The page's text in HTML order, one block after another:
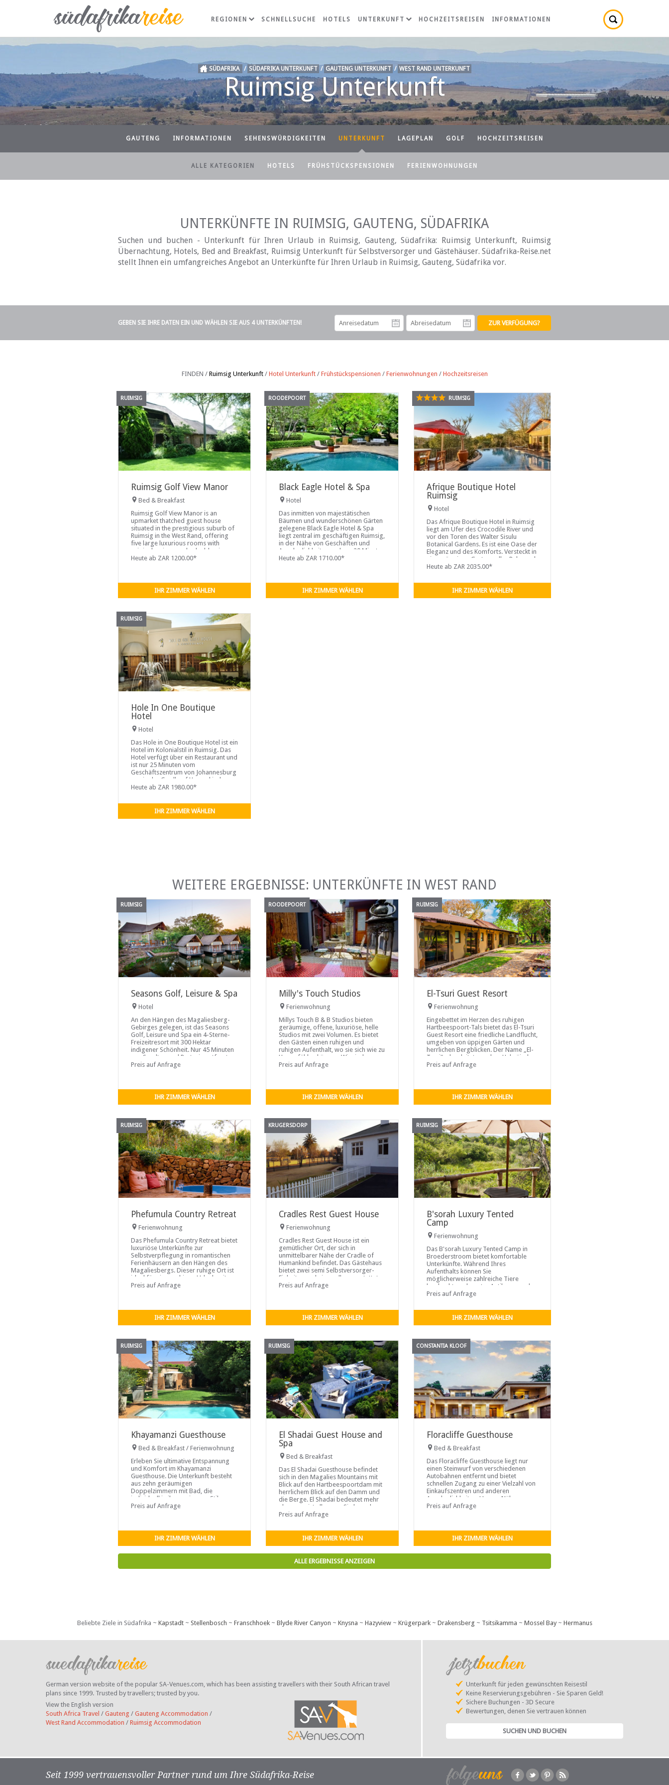
Ruimsig Unterkunft
REGIONEN SCHNELLSUCHE HOTELS UNTERKUNFT HOCHZEITSREISEN INFORMATIONEN
SÜDAFRIKA / SÜDAFRIKA UNTERKUNFT / GAUTENG UNTERKUNFT / WEST RAND UNTERKUNFT
GAUTENG INFORMATIONEN SEHENSWÜRDIGKEITEN UNTERKUNFT LAGEPLAN GOLF HOCHZEITSREISEN
ALLE KATEGORIEN HOTELS FRÜHSTÜCKSPENSIONEN FERIENWOHNUNGEN
UNTERKÜNFTE IN RUIMSIG, GAUTENG, SÜDAFRIKA
Suchen und buchen - Unterkunft für Ihren Urlaub in Ruimsig, Gauteng, Südafrika: Ruimsig Unterkunft, Ruimsig
Übernachtung, Hotels, Bed and Breakfast, Ruimsig Unterkunft für Selbstversorger und Gästehäuser. Südafrika-Reise.net
stellt Ihnen ein umfangreiches Angebot an Unterkünfte für Ihren Urlaub in Ruimsig, Gauteng, Südafrika vor.
GEBEN SIE IHRE DATEN EIN UND WÄHLEN SIE AUS 4 UNTERKÜNFTEN!
FINDEN / Ruimsig Unterkunft/ Hotel Unterkunft/ Frühstückspensionen / Ferienwohnungen / Hochzeitsreisen
RUIMSIG
Ruimsig Golf View Manor
Bed & Breakfast
Ruimsig Golf View Manor is an
upmarket thatched guest house
situated in the prestigious suburb of
Ruimsig in the West Rand, offering
five large luxurious rooms with
original, unique and valuable pieces
of furniture. These rooms share a
Heute ab ZAR 1200.00*
IHR ZIMMER WÄHLEN
ROODEPOORT
Black Eagle Hotel & Spa
Hotel
Das inmitten von majestätischen
Bäumen und wunderschönen Gärten
gelegene Black Eagle Hotel & Spa
liegt zentral im geschäftigen Ruimsig,
in der Nähe von Geschäften und
Annehmlichkeiten und nur 20 Minuten
vom Flughafen Lanseria entfernt.
Heute ab ZAR 1710.00*
IHR ZIMMER WÄHLEN
RUIMSIG
Afrique Boutique Hotel
Ruimsig
Hotel
Das Afrique Boutique Hotel in Ruimsig
liegt am Ufer des Crocodile River und
vor den Toren des Walter Sisulu
Botanical Gardens. Es ist eine Oase der
Eleganz und des Komforts. Versteckt in
einem üppigen Garten voller Ruhe und
Stille finden Sie eine
Heute ab ZAR 2035.00*
IHR ZIMMER WÄHLEN
RUIMSIG
Hole In One Boutique
Hotel
Hotel
Das Hole in One Boutique Hotel ist ein
Hotel im Kolonialstil in Ruimsig. Das
Hotel verfügt über ein Restaurant und
ist nur 25 Minuten vom
Geschäftszentrum von Johannesburg
sowie der Cradle of Humankind
entfernt
Heute ab ZAR 1980.00*
IHR ZIMMER WÄHLEN
WEITERE ERGEBNISSE: UNTERKÜNFTE IN WEST RAND
RUIMSIG
Seasons Golf, Leisure & Spa
Hotel
An den Hängen des Magaliesberg-
Gebirges gelegen, ist das Seasons
Golf, Leisure und Spa ein 4-Sterne-
Freizeitresort mit 300 Hektar
indigener Schönheit. Nur 45 Minuten
von Sandton und Pretoria entfernt,
können Sie in...
Preis auf Anfrage
IHR ZIMMER WÄHLEN
ROODEPOORT
Milly's Touch Studios
Ferienwohnung
Millys Touch B & B Studios bieten
geräumige, offene, luxuriöse, helle
Studios mit zwei Volumen. Es bietet
den Gästen einen ruhigen und
ruhigen Aufenthalt, wo sie sich wie zu
Hause fühlen können. Wir sind
günstig gelegen mit einfachem
Preis auf Anfrage
IHR ZIMMER WÄHLEN
RUIMSIG
El-Tsuri Guest Resort
Ferienwohnung
Eingebettet im Herzen des ruhigen
Hartbeespoort-Tals bietet das El-Tsuri
Guest Resort eine friedliche Landflucht,
umgeben von üppigen Gärten und
herrlichen Bergblicken. Der Name „El-
Tsuri“, abgeleitet aus dem Hebräischen
und bedeutend „Gott ist mein Fels“,
Erneuerung suchen.
Preis auf Anfrage
IHR ZIMMER WÄHLEN
RUIMSIG
Phefumula Country Retreat
Ferienwohnung
Das Phefumula Country Retreat bietet
luxuriöse Unterkünfte zur
Selbstverpflegung in romantischen
Ferienhäusern an den Hängen des
Magaliesbergs. Dieser ruhige Ort ist
ideal für einen ruhigen Urlaub mit
atemberaubender Aussicht und ist
Preis auf Anfrage
IHR ZIMMER WÄHLEN
KRUGERSDORP
Cradles Rest Guest House
Ferienwohnung
Cradles Rest Guest House ist ein
gemütlicher Ort, der sich in
unmittelbarer Nähe der Cradle of
Humankind befindet. Das Gästehaus
bietet zwei semi Selbstversorger-
Einheiten und eine voll ausgestattete
Wohnung mit zwei ...
Preis auf Anfrage
IHR ZIMMER WÄHLEN
RUIMSIG
B'sorah Luxury Tented
Camp
Ferienwohnung
Das B'sorah Luxury Tented Camp in
Broederstroom bietet komfortable
Unterkünfte. Während Ihres
Aufenthalts können Sie
möglicherweise zahlreiche Tiere
beobachten, darunter Antilopen und
Warzenschweine. Von hier aus sind die
Safariparks...
Preis auf Anfrage
IHR ZIMMER WÄHLEN
RUIMSIG
Khayamanzi Guesthouse
Bed & Breakfast / Ferienwohnung
Erleben Sie ultimative Entspannung
und Komfort im Khayamanzi
Guesthouse. Die Unterkunft besteht
aus zehn geräumigen
Doppelzimmern mit Bad, die
individuell in ihrem eigenen Stil
eingerichtet sind und mit Bettwäsche
Preis auf Anfrage
IHR ZIMMER WÄHLEN
RUIMSIG
El Shadai Guest House and
Spa
Bed & Breakfast
Das El Shadai Guesthouse befindet
sich in den Magalies Mountains mit
Blick auf den Hartbeespoortdam mit
herrlichem Blick auf den Damm und
die Berge. El Shadai bedeutet mehr
als genug ist alles was Sie brauchen,
um sich von der Hektik der Stadt zu
Preis auf Anfrage
IHR ZIMMER WÄHLEN
CONSTANTIA KLOOF
Floracliffe Guesthouse
Bed & Breakfast
Das Floracliffe Guesthouse liegt nur
einen Steinwurf von verschiedenen
Autobahnen entfernt und bietet
schnellen Zugang zu einer Vielzahl von
Einkaufszentren und anderen
Annehmlichkeiten. Unsere Nähe zu
Hauptstraßen ermöglicht auch eine
liegen beide 50 Kilometer vom
Preis auf Anfrage
IHR ZIMMER WÄHLEN
ALLE ERGEBNISSE ANZEIGEN
Beliebte Ziele in Südafrika ~ Kapstadt~ Stellenbosch ~ Franschhoek~ Blyde River Canyon ~ Knysna ~ Hazyview~ Krügerpark~ Drakensberg ~ Tsitsikamma ~ Mossel Bay~ Hermanus
German version website of the popular SA-Venues.com, which has been assisting travellers with their South African travel
plans since 1999. Trusted by travellers; trusted by you.
View the English version
South Africa Travel / Gauteng / Gauteng Accommodation /
West Rand Accommodation / Ruimsig Accommodation
Unterkunft für jeden gewünschten Reisestil
Keine Reservierungsgebühren - Sie Sparen Geld!
Sichere Buchungen - 3D Secure
Bewertungen, denen Sie vertrauen können
SUCHEN UND BUCHEN
Seit 1999 vertrauensvoller Partner rund um Ihre Südafrika-Reise